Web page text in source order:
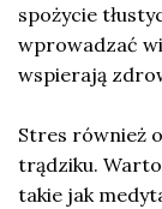
spożycie
wprowadzać
wspierają
Stres również
trądziku.
takie jak